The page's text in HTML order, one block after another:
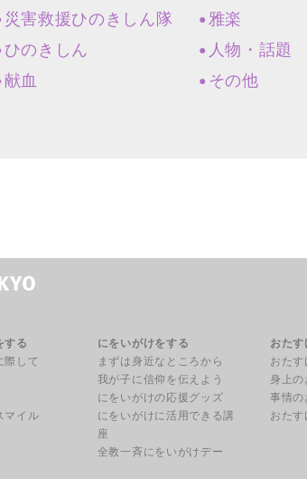
災害救援ひのきしん隊
ひのきしん
献血
雅楽
人物・話題
その他
する
際して
マイル
にをいがけをする
まずは身近なところから
我が子に信仰を伝えよう
にをいがけの応援グッズ
にをいがけに活用できる講
座
全教一斉にをいがけデー
おたす
おたす
身上の
事情の
おた